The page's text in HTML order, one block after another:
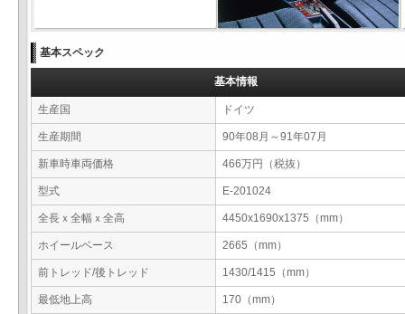
基本スペック
基本情報
生産国 ドイツ
生産期間 90年08月～91年07月
新車時車両価格 466万円（税抜）
型式 E-201024
全長ｘ全幅ｘ全高 4450x1690x1375（mm）
ホイールベース 2665（mm）
前トレッド/後トレッド 1430/1415（mm）
最低地上高 170（mm）